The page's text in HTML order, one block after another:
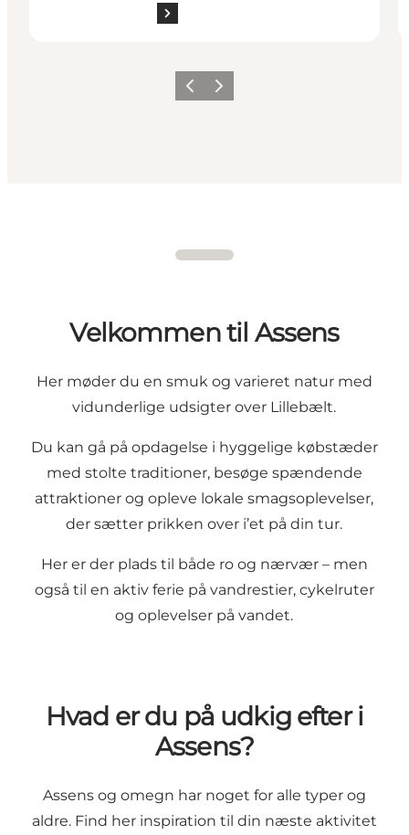
ForrigeNæste
Velkommen til Assens
Her møder du en smuk og varieret natur med
vidunderlige udsigter over Lillebælt.
Du kan gå på opdagelse i hyggelige købstæder
med stolte traditioner, besøge spændende
attraktioner og opleve lokale smagsoplevelser,
der sætter prikken over i’et på din tur.
Her er der plads til både ro og nærvær – men
også til en aktiv ferie på vandrestier, cykelruter
og oplevelser på vandet.
Hvad er du på udkig efter i
Assens?
Assens og omegn har noget for alle typer og
aldre. Find her inspiration til din næste aktivitet